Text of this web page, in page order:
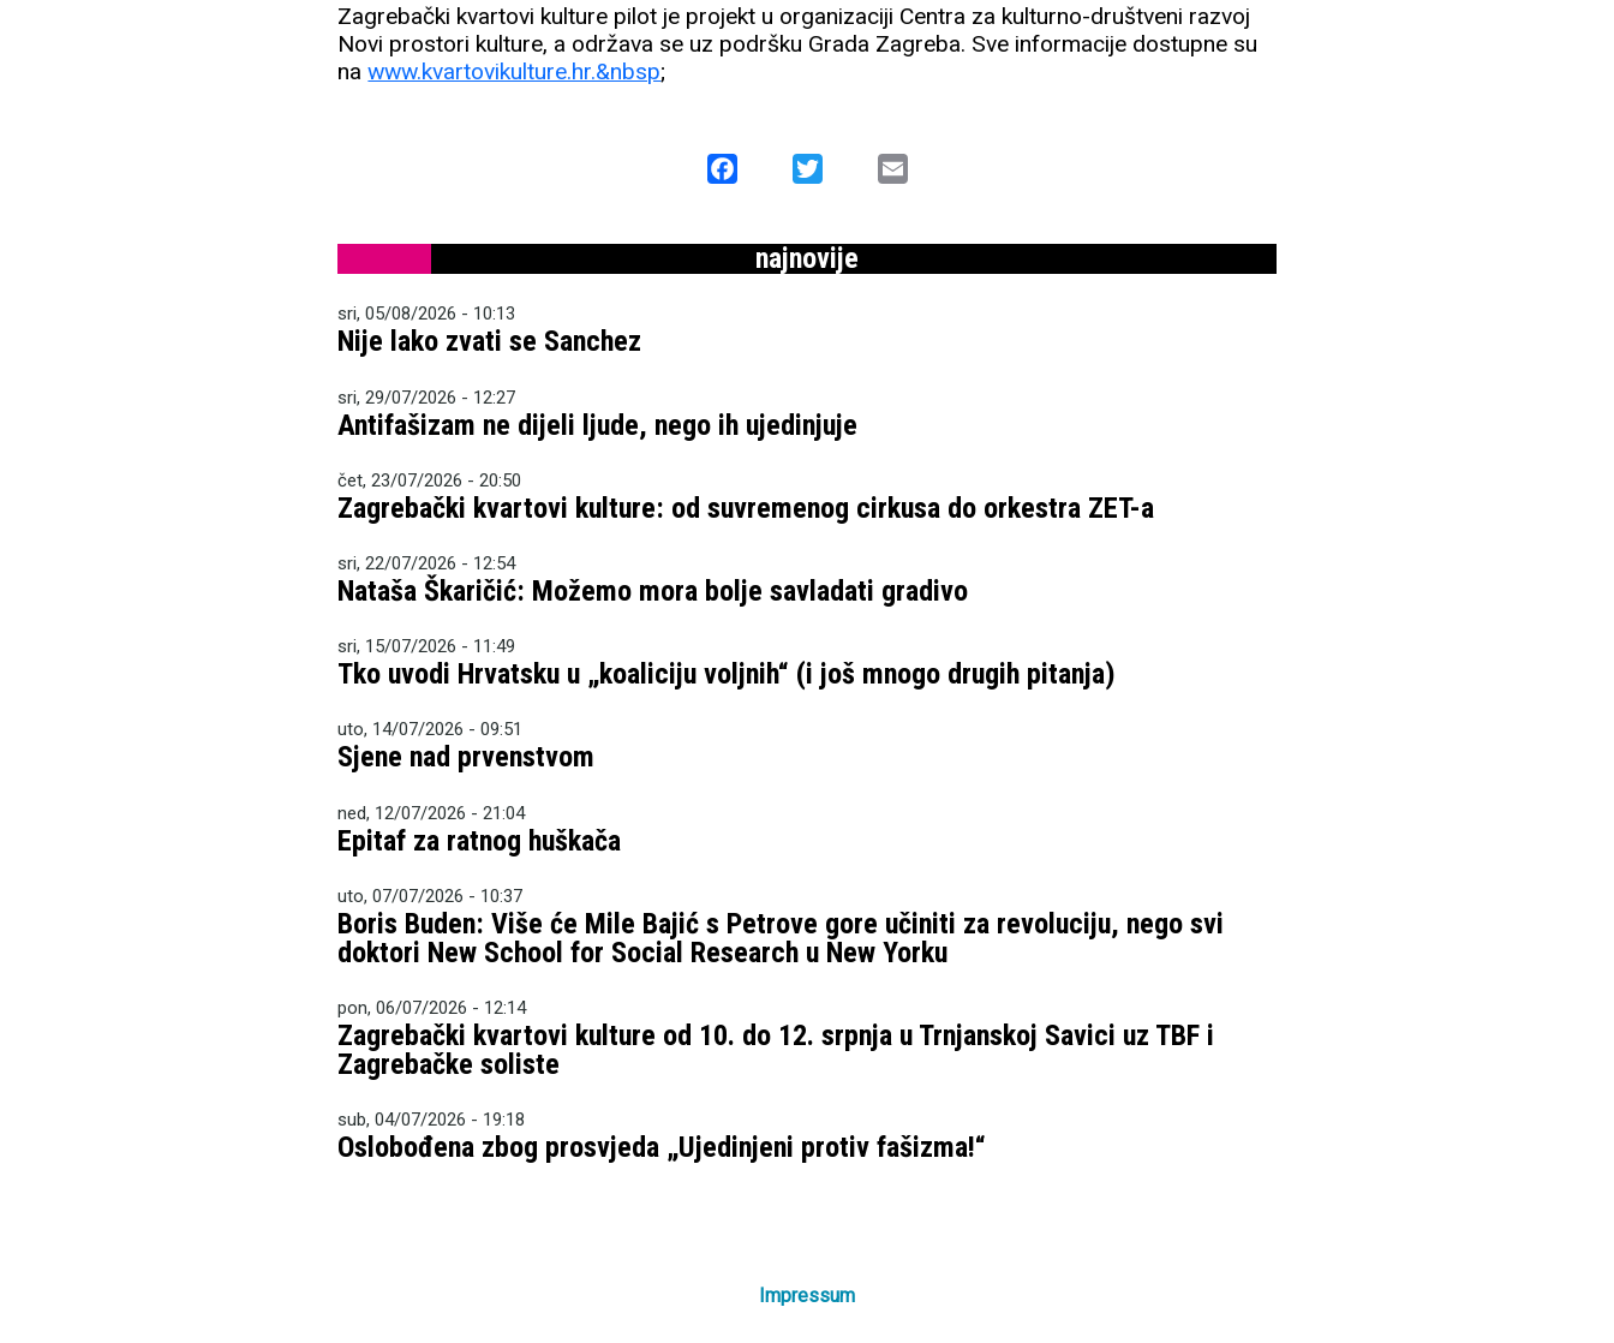
Zagrebački kvartovi kulture pilot je projekt u organizaciji Centra za kulturno-društveni razvoj
Novi prostori kulture, a održava se uz podršku Grada Zagreba. Sve informacije dostupne su
nawww.kvartovikulture.hr.&nbsp;
Facebook
najnovije
sri, 05/08/2026 - 10:13
Nije lako zvati se Sanchez
sri, 29/07/2026 - 12:27
Antifašizam ne dijeli ljude, nego ih ujedinjuje
čet, 23/07/2026 - 20:50
Zagrebački kvartovi kulture: od suvremenog cirkusa do orkestra ZET-a
sri, 22/07/2026 - 12:54
Nataša Škaričić: Možemo mora bolje savladati gradivo
sri, 15/07/2026 - 11:49
Tko uvodi Hrvatsku u „koaliciju voljnih“ (i još mnogo drugih pitanja)
uto, 14/07/2026 - 09:51
Sjene nad prvenstvom
ned, 12/07/2026 - 21:04
Epitaf za ratnog huškača
uto, 07/07/2026 - 10:37
Boris Buden: Više će Mile Bajić s Petrove gore učiniti za revoluciju, nego svi
doktori New School for Social Research u New Yorku
pon, 06/07/2026 - 12:14
Zagrebački kvartovi kulture od 10. do 12. srpnja u Trnjanskoj Savici uz TBF i
Zagrebačke soliste
sub, 04/07/2026 - 19:18
Oslobođena zbog prosvjeda „Ujedinjeni protiv fašizma!“
Impressum